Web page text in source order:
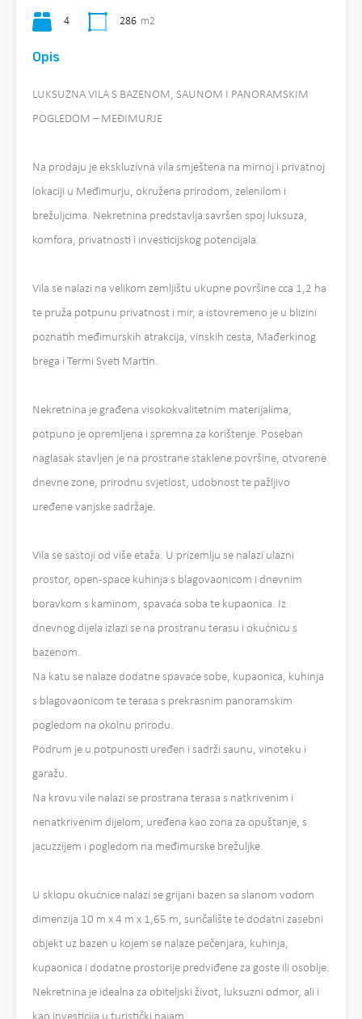
4 286 m2
Opis
LUKSUZNA VILA S BAZENOM, SAUNOM I PANORAMSKIM
POGLEDOM – MEĐIMURJE
Na prodaju je ekskluzivna vila smještena na mirnoj i privatnoj
lokaciji u Međimurju, okružena prirodom, zelenilom i
brežuljcima. Nekretnina predstavlja savršen spoj luksuza,
komfora, privatnosti i investicijskog potencijala.
Vila se nalazi na velikom zemljištu ukupne površine cca 1,2 ha
te pruža potpunu privatnost i mir, a istovremeno je u blizini
poznatih međimurskih atrakcija, vinskih cesta, Mađerkinog
brega i Termi Sveti Martin.
Nekretnina je građena visokokvalitetnim materijalima,
potpuno je opremljena i spremna za korištenje. Poseban
naglasak stavljen je na prostrane staklene površine, otvorene
dnevne zone, prirodnu svjetlost, udobnost te pažljivo
uređene vanjske sadržaje.
Vila se sastoji od više etaža. U prizemlju se nalazi ulazni
prostor, open-space kuhinja s blagovaonicom i dnevnim
boravkom s kaminom, spavaća soba te kupaonica. Iz
dnevnog dijela izlazi se na prostranu terasu i okućnicu s
bazenom.
Na katu se nalaze dodatne spavaće sobe, kupaonica, kuhinja
s blagovaonicom te terasa s prekrasnim panoramskim
pogledom na okolnu prirodu.
Podrum je u potpunosti uređen i sadrži saunu, vinoteku i
garažu.
Na krovu vile nalazi se prostrana terasa s natkrivenim i
nenatkrivenim dijelom, uređena kao zona za opuštanje, s
jacuzzijem i pogledom na međimurske brežuljke.
U sklopu okućnice nalazi se grijani bazen sa slanom vodom
dimenzija 10 m x 4 m x 1,65 m, sunčalište te dodatni zasebni
objekt uz bazen u kojem se nalaze pečenjara, kuhinja,
kupaonica i dodatne prostorije predviđene za goste ili osoblje.
Nekretnina je idealna za obiteljski život, luksuzni odmor, ali i